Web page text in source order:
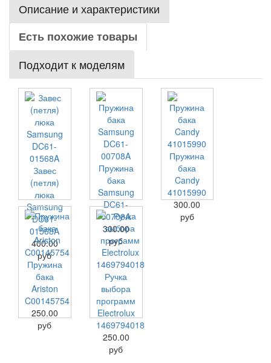
Описание и характеристики
Есть похожие товары
Подходит к моделям
Завес
(петля)
люка
Samsung
DC61-
01568A
400.00
руб
Пружина
бака
Samsung
DC61-
00708A
300.00
руб
Пружина
бака
Candy
41015990
300.00
руб
Пружина
бака
Ariston
C00145754
250.00
руб
Ручка
выбора
программ
Electrolux
1469794018
250.00
руб